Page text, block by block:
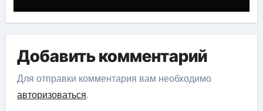
Добавить комментарий
Для отправки комментария вам необходимо
авторизоваться.